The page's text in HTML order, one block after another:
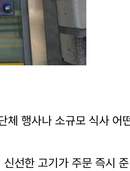
체 행사나 소규모 식사 어
선한 고기가 주문 즉시